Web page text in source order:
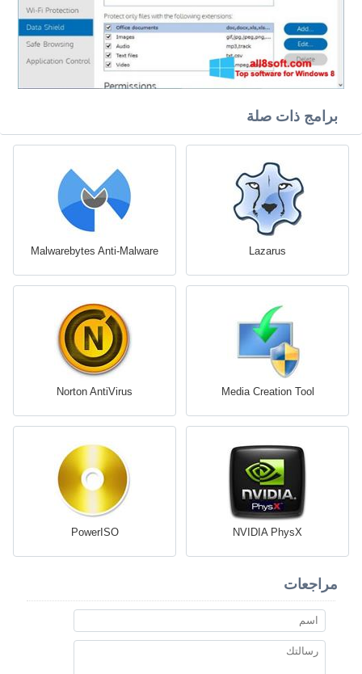
برامج ذات صلة
Lazarus
Malwarebytes Anti-Malware
Media Creation Tool
Norton AntiVirus
NVIDIA PhysX
PowerISO
مراجعات